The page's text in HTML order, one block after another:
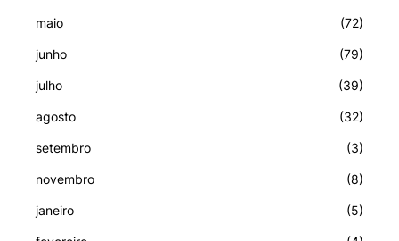
maio (72)
junho (79)
julho (39)
agosto (32)
setembro (3)
novembro (8)
janeiro (5)